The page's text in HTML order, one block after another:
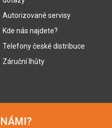
Autorizované servisy
Kde nás najdete?
Telefony české distribuce
Záruční lhůty
NÁMI?